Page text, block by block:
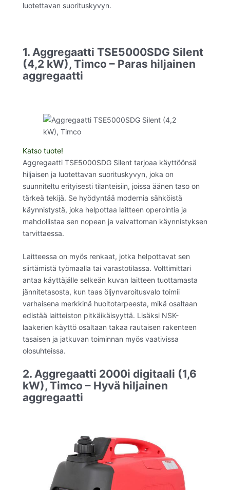
luotettavan suorituskyvyn.
1. Aggregaatti TSE5000SDG Silent
(4,2 kW), Timco – Paras hiljainen
aggregaatti
Katso tuote!
Aggregaatti TSE5000SDG Silent tarjoaa käyttöönsä
hiljaisen ja luotettavan suorituskyvyn, joka on
suunniteltu erityisesti tilanteisiin, joissa äänen taso on
tärkeä tekijä. Se hyödyntää modernia sähköistä
käynnistystä, joka helpottaa laitteen operointia ja
mahdollistaa sen nopean ja vaivattoman käynnistyksen
tarvittaessa.
Laitteessa on myös renkaat, jotka helpottavat sen
siirtämistä työmaalla tai varastotilassa. Volttimittari
antaa käyttäjälle selkeän kuvan laitteen tuottamasta
jännitetasosta, kun taas öljynvaroitusvalo toimii
varhaisena merkkinä huoltotarpeesta, mikä osaltaan
edistää laitteiston pitkäikäisyyttä. Lisäksi NSK-
laakerien käyttö osaltaan takaa rautaisen rakenteen
tasaisen ja jatkuvan toiminnan myös vaativissa
olosuhteissa.
2. Aggregaatti 2000i digitaali (1,6
kW), Timco – Hyvä hiljainen
aggregaatti